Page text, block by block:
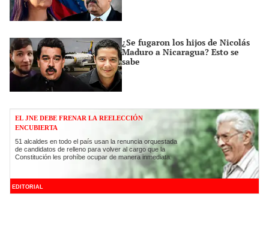
¿Se fugaron los hijos de Nicolás
Maduro a Nicaragua? Esto se
sabe
EL JNE DEBE FRENAR LA REELECCIÓN
ENCUBIERTA
51 alcaldes en todo el país usan la renuncia orquestada
de candidatos de relleno para volver al cargo que la
Constitución les prohíbe ocupar de manera inmediata.
EDITORIAL